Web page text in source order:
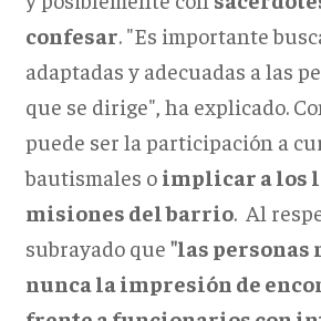
confesar. "Es importante
adaptadas y adecuadas a las
que se dirige", ha explicado.
puede ser la participación a
bautismales o implicar a los
misiones del barrio. Al
subrayado que "las personas
nunca la impresión de